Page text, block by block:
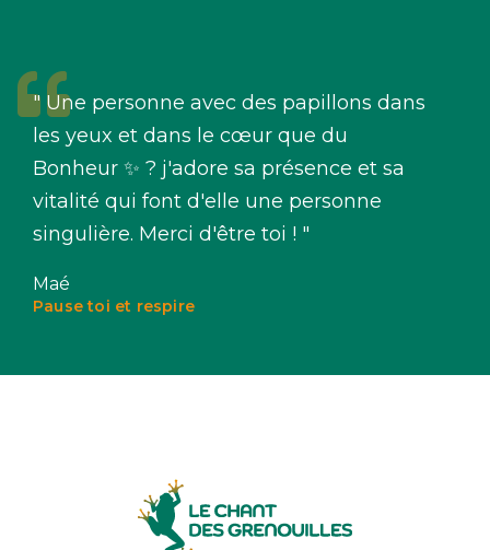
" Une personne avec des papillons dans
les yeux et dans le cœur que du
Bonheur ✨ ? j'adore sa présence et sa
vitalité qui font d'elle une personne
singulière. Merci d'être toi ! "
Maé
Pause toi et respire